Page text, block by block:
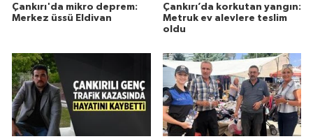
Çankırı'da mikro deprem:
Merkez üssü Eldivan
Çankırı’da korkutan yangın:
Metruk ev alevlere teslim
oldu